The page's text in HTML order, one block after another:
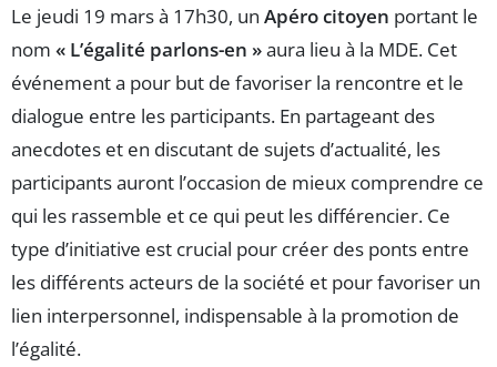
Le jeudi 19 mars à 17h30, un Apéro citoyen portant le
nom « L’égalité parlons-en »aura lieu à la MDE. Cet
événement a pour but de favoriser la rencontre et le
dialogue entre les participants. En partageant des
anecdotes et en discutant de sujets d’actualité, les
participants auront l’occasion de mieux comprendre ce
qui les rassemble et ce qui peut les différencier. Ce
type d’initiative est crucial pour créer des ponts entre
les différents acteurs de la société et pour favoriser un
lien interpersonnel, indispensable à la promotion de
l’égalité.